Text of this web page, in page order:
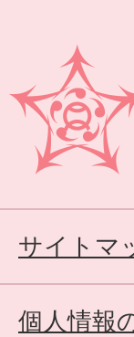
サイトマ
個人情報